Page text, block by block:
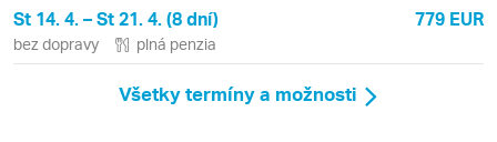
St 14. 4. – St 21. 4. (8 dní) 779 EUR
bez dopravy plná penzia
Všetky termíny a možnosti